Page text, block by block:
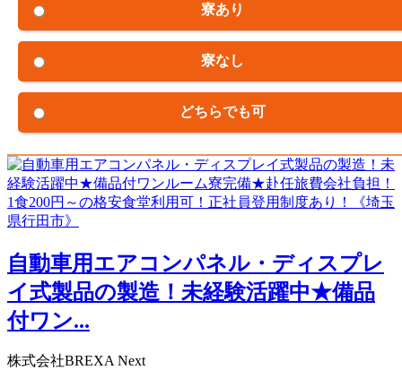
寮あり
寮なし
どちらでも可
自動車用エアコンパネル・ディスプレ
イ式製品の製造！未経験活躍中★備品
付ワン...
株式会社BREXA Next